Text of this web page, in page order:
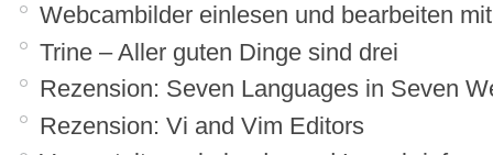
Webcambilder einlesen und bearbeiten
Trine – Aller guten Dinge sind drei
Rezension: Seven Languages in Seven
Rezension: Vi and Vim Editors